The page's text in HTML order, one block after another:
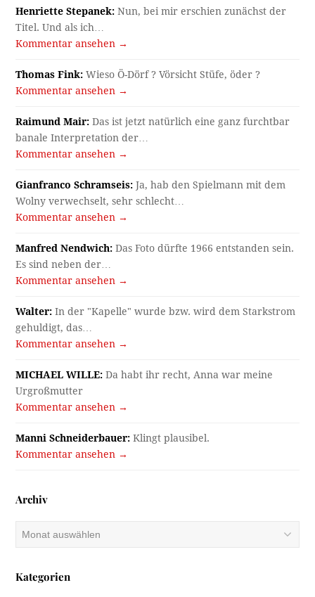
Henriette Stepanek: Nun, bei mir erschien zunächst der
Titel. Und als ich…
Kommentar ansehen →
Thomas Fink: Wieso Ö-Dörf ? Vörsicht Stüfe, öder ?
Kommentar ansehen →
Raimund Mair: Das ist jetzt natürlich eine ganz furchtbar
banale Interpretation der…
Kommentar ansehen →
Gianfranco Schramseis: Ja, hab den Spielmann mit dem
Wolny verwechselt, sehr schlecht…
Kommentar ansehen →
Manfred Nendwich: Das Foto dürfte 1966 entstanden sein.
Es sind neben der…
Kommentar ansehen →
Walter: In der "Kapelle" wurde bzw. wird dem Starkstrom
gehuldigt, das…
Kommentar ansehen →
MICHAEL WILLE: Da habt ihr recht, Anna war meine
Urgroßmutter
Kommentar ansehen →
Manni Schneiderbauer: Klingt plausibel.
Kommentar ansehen →
Archiv
Kategorien